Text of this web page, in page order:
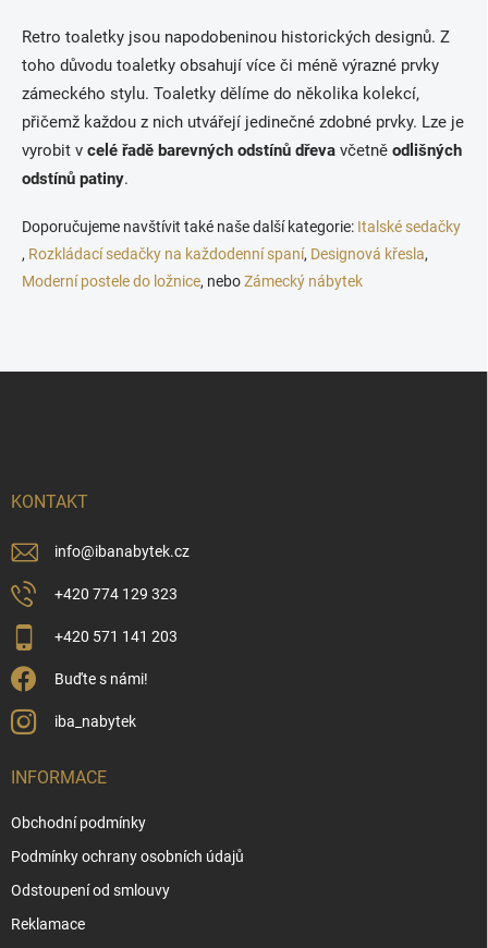
l
d
a
c
í
p
k
y
v
ý
Retro toaletky jsou napodobeninou historických designů. Z
toho důvodu toaletky obsahují více či méně výrazné prvky
zámeckého stylu. Toaletky dělíme do několika kolekcí,
přičemž každou z nich utvářejí jedinečné zdobné prvky. Lze je
vyrobit v celé řadě barevných odstínů dřeva včetně odlišných
odstínů patiny.
Doporučujeme navštívit také naše další kategorie: Italské sedačky
, Rozkládací sedačky na každodenní spaní, Designová křesla,
Moderní postele do ložnice, neboZámecký nábytek
KONTAKT
info@ibanabytek.cz
+420 774 129 323
+420 571 141 203
Buďte s námi!
iba_nabytek
INFORMACE
Obchodní podmínky
Podmínky ochrany osobních údajů
Odstoupení od smlouvy
Reklamace